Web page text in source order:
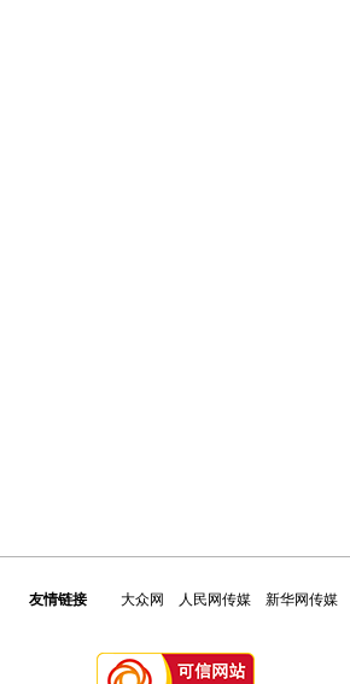
友情链接 大众网 人民网传媒 新华网传媒